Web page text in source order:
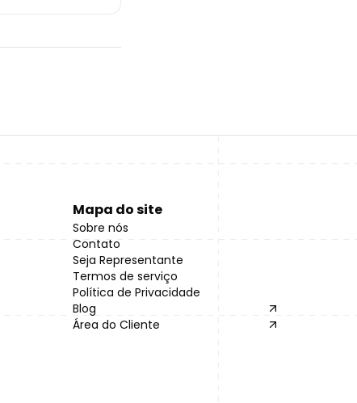
Mapa do site
Sobre nós
Contato
Seja Representante
Termos de serviço
Política de Privacidade
Blog
Área do Cliente